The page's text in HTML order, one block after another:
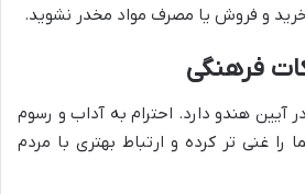
و فروش یا مصرف مواد مخدر نشوید.
فرهنگی
آیین هندو دارد. احترام به آداب و رسوم
را غنی تر کرده و ارتباط بهتری با مردم